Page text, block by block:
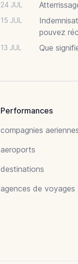
24 JUL
15 JUL
pouvez
13 JUL Que
Performances
compagnies
aeroports
destinations
agences de voyages